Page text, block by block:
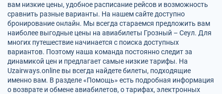
вам низкие цены, удобное расписание рейсов и возможность
сравнить разные варианты. На нашем сайте доступно
бронирование онлайн. Мы всегда стараемся предложить вам
наиболее выгодные цены на авиабилеты Грозный – Сеул. Для
многих путешествие начинается с поиска доступных
вариантов. Поэтому наша команда постоянно следит за
динамикой цен и предлагает самые низкие тарифы. На
Uzairways.online вы всегда найдете билеты, подходящие
именно вам. В разделе «Помощь» есть подробная информация
о возврате и обмене авиабилетов, о тарифах, электронных